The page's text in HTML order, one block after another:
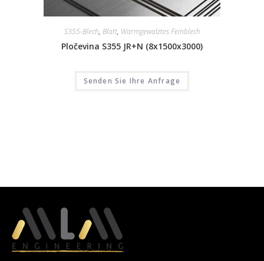
S355-Blech, Blatt, Warmgewalztes Feinblech
Pločevina S355 JR+N (8x1500x3000)
Senden Sie Ihre Anfrage